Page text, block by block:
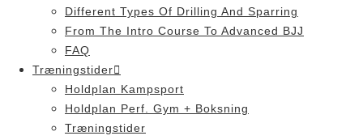
Different Types Of Drilling And Sparring
From The Intro Course To Advanced BJJ
FAQ
Træningstider
Holdplan Kampsport
Holdplan Perf. Gym + Boksning
Træningstider